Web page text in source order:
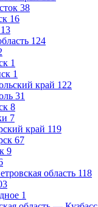
38
16
13
124
1
1
край 122
31
8
7
край 119
67
9
область 118
1